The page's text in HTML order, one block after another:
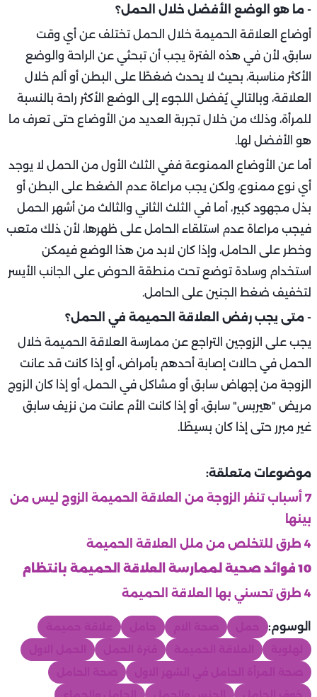
- ما هو الوضع الأفضل خلال الحمل؟
أوضاع العلاقة الحميمة خلال الحمل تختلف عن أي وقت
سابق، لأن في هذه الفترة يجب أن تبحثي عن الراحة والوضع
الأكثر مناسبة، بحيث لا يحدث ضغطًا على البطن أو ألم خلال
العلاقة، وبالتالي يُفضل اللجوء إلى الوضع الأكثر راحة بالنسبة
للمرأة، وذلك من خلال تجربة العديد من الأوضاع حتى تعرف ما
هو الأفضل لها.
أما عن الأوضاع الممنوعة ففي الثلث الأول من الحمل لا يوجد
أي نوع ممنوع، ولكن يجب مراعاة عدم الضغط على البطن أو
بذل مجهود كبير، أما في الثلث الثاني والثالث من أشهر الحمل
فيجب مراعاة عدم استلقاء الحامل على ظهرها، لأن ذلك متعب
وخطر على الحامل، وإذا كان لابد من هذا الوضع فيمكن
استخدام وسادة توضع تحت منطقة الحوض على الجانب الأيسر
لتخفيف ضغط الجنين على الحامل.
- متى يجب رفض العلاقة الحميمة في الحمل؟
يجب على الزوجين التراجع عن ممارسة العلاقة الحميمة خلال
الحمل في حالات إصابة أحدهم بأمراض، أو إذا كانت قد عانت
الزوجة من إجهاض سابق أو مشاكل في الحمل، أو إذا كان الزوج
مريض "هيربس" سابق، أو إذا كانت الأم عانت من نزيف سابق
غير مبرر حتى إذا كان بسيطًا.
موضوعات متعلقة:
7 أسباب تنفر الزوجة من العلاقة الحميمة الزوج ليس من
بينها
4 طرق للتخلص من ملل العلاقة الحميمة
10 فوائد صحية لممارسة العلاقة الحميمة بانتظام
4 طرق تحسني بها العلاقة الحميمة
الوسوم: